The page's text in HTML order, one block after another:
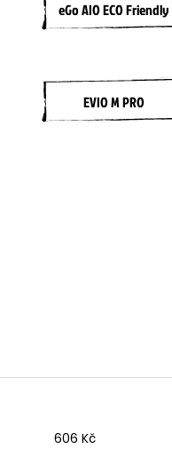
eGo AIO ECO Friendly
EVIO M PRO
606 Kč